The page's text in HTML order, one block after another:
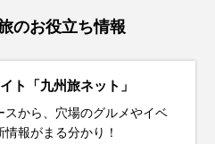
のお役立ち情報
ト「九州旅ネット」
スから、穴場のグルメやイベ
報がまる分かり！